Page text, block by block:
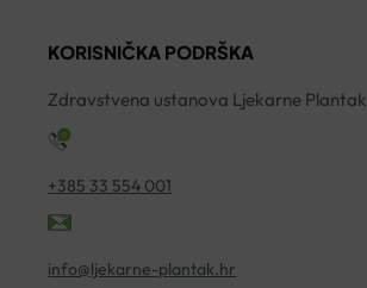
količina
KORISNIČKA PODRŠKA
Zdravstvena ustanova Ljekarne Plantak
+385 33 554 001
info@ljekarne-plantak.hr